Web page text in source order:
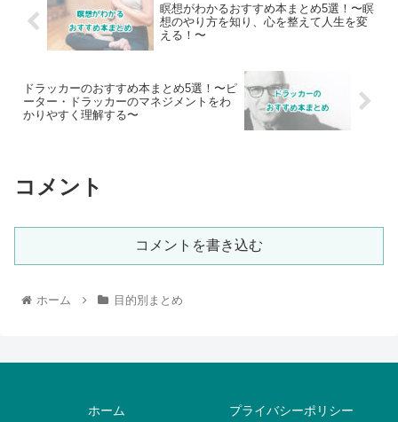
瞑想がわかるおすすめ本まとめ5選！〜瞑
想のやり方を知り、心を整えて人生を変
える！〜
ドラッカーのおすすめ本まとめ5選！〜ピ
ーター・ドラッカーのマネジメントをわ
かりやすく理解する〜
コメント
コメントを書き込む
ホーム 目的別まとめ
ホーム プライバシーポリシー